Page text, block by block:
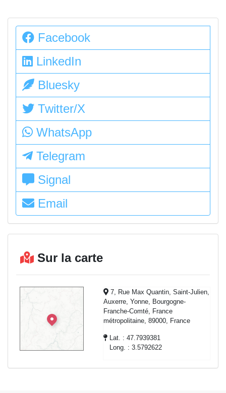
Facebook
LinkedIn
Bluesky
Twitter/X
WhatsApp
Telegram
Signal
Email
Sur la carte
7, Rue Max Quantin, Saint-Julien,
Auxerre, Yonne, Bourgogne-
Franche-Comté, France
métropolitaine, 89000, France
Lat. : 47.7939381
Long. : 3.5792622